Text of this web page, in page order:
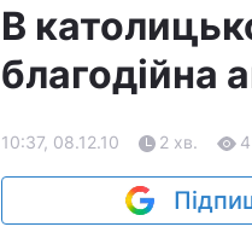
В
благодійна
10:37, 08.12.10 2 хв. 4